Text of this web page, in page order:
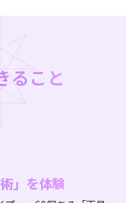
ること
」を体験